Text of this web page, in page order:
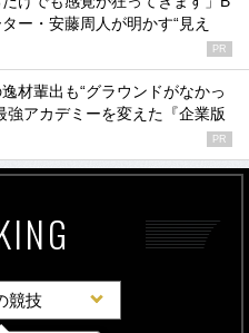
ー・安藤周人が明かす“見え
PR
材輩出も“グラウンドがなかっ
アカデミーを変えた『企業版
PR
競技